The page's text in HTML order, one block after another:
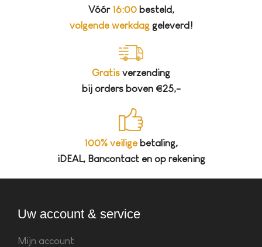
Vóór 16:00besteld,
volgende werkdag geleverd!
Gratis verzending
bij orders boven €25,-
100% veiligebetaling,
iDEAL, Bancontact en op rekening
Uw account & service
Mijn account